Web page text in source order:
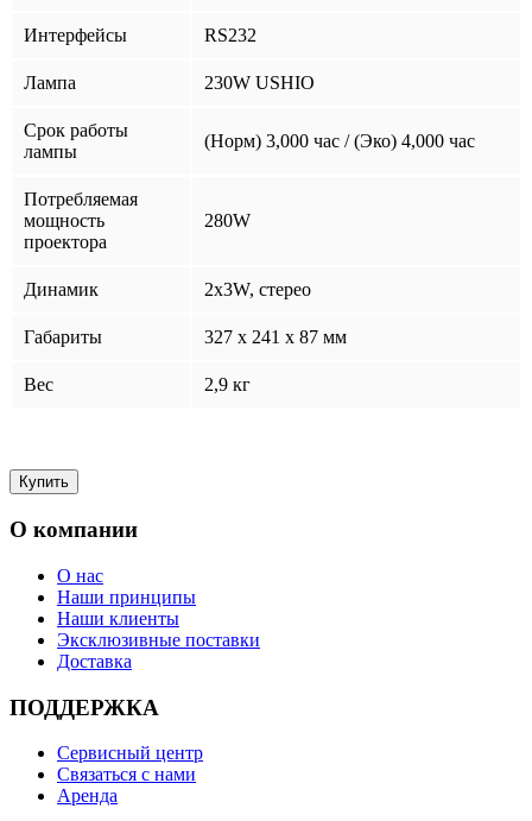
Интерфейсы RS232
Лампа 230W USHIO
Срок работы
лампы
(Норм) 3,000 час / (Эко) 4,000 час
Потребляемая
мощность
проектора
280W
Динамик 2x3W, стерео
Габариты 327 x 241 x 87 мм
Вес 2,9 кг
О компании
О нас
Наши принципы
Наши клиенты
Эксклюзивные поставки
Доставка
ПОДДЕРЖКА
Сервисный центр
Связаться с нами
Аренда